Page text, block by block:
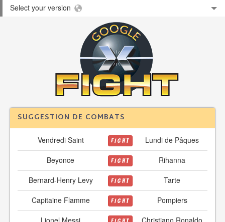
Select your version
SUGGESTION DE COMBATS
Vendredi Saint FIGHT
Lundi de Pâques
Beyonce
FIGHT
Rihanna
Bernard-Henry Levy
FIGHT
Tarte
Capitaine Flamme
FIGHT
Pompiers
Lionel Messi
Christiano Ronaldo